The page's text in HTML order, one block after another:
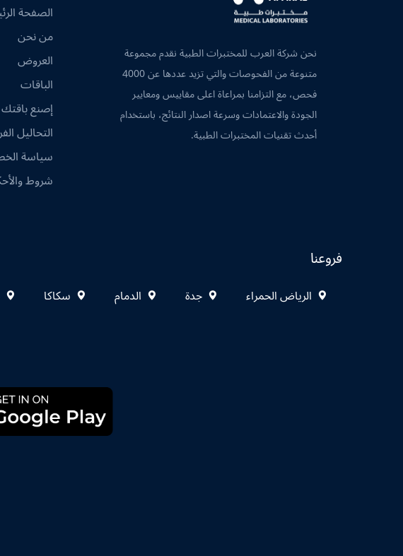
نحن شركة العرب للمختبرات الطبية نقدم مجموعة
متنوعة من الفحوصات والتي تزيد عددها عن 4000
فحص، مع التزامنا بمراعاة اعلى مقاييس ومعايير
الجودة والاعتمادات وسرعة اصدار النتائج، باستخدام
أحدث تقنيات المختبرات الطبية.
الصفحة
من نحن
العروض
الباقات
إصنع باقتك
التحاليل
سياسة
شروط
فروعنا
الرياض الحمراء جدة الدمام سكاكا